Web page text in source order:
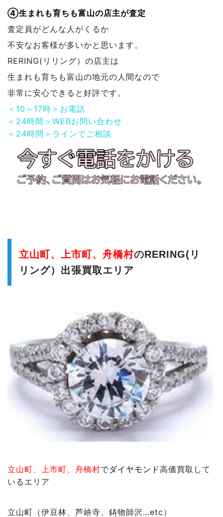
④生まれも育ちも富山の店主が査定
査定員がどんな人がくるか
不安なお客様が多いかと思います。
RERING(リリング）の店主は
生まれも育ちも富山の地元の人間なので
非常に安心できると好評です。
＜10～17時＞お電話
＜24時間＞WEBお問い合わせ
＜24時間＞ラインでご相談
立山町、上市町、舟橋村のRERING(リ
リング）出張買取エリア
立山町、上市町、舟橋村でダイヤモンド高価買取して
いるエリア
立山町（伊豆林、芦峅寺、鋳物師沢…etc）